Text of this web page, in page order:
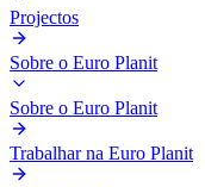
Projectos
Sobre o Euro Planit
Sobre o Euro Planit
Trabalhar na Euro Planit